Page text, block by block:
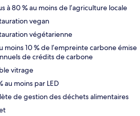
à 80 % au moins de l’agriculture locale
vegan
végétarienne
moins 10 % de l’empreinte carbone émise
de crédits de carbone
vitrage
au moins par LED
de gestion des déchets alimentaires